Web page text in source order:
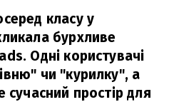
класу у
бурхливе
Одні користувачі
чи "курилку", а
сучасний простір для